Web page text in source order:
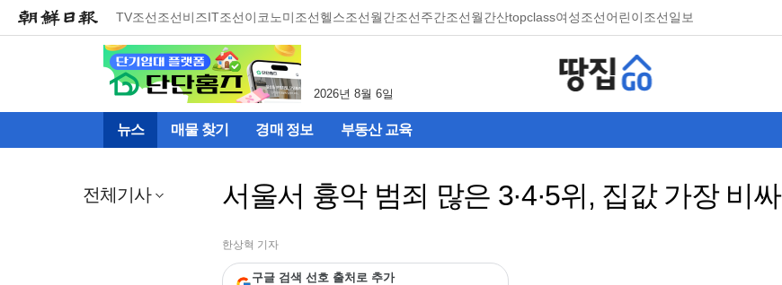
TV조선조선비즈IT조선이코노미조선헬스조선월간조선주간조선월간산topclass여성조선어린이조선일보
2026년 8월 6일
뉴스 매물 찾기 경매 정보 부동산 교육
전체기사 서울서 흉악 범죄 많은 3·4·5위, 집값 가장 비싸
한상혁 기자
구글 검색 선호 출처로 추가